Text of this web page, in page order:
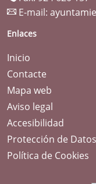
E-mail:
Enlaces
Inicio
Contacte
Mapa web
Aviso legal
Accesibilidad
Protección de Datos
Política de Cookies